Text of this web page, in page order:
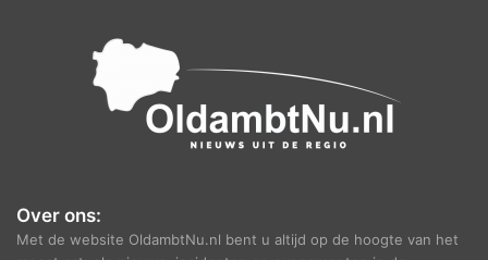
Over ons:
Met de website OldambtNu.nl bent u altijd op de hoogte van het